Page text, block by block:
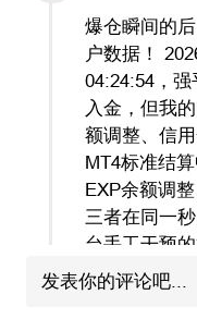
爆仓瞬间的
户数据！
04:24:54，
入金，但我
额调整、信
MT4标准结
EXP余额调
三者在同一
台手工干预的
发表你的评论吧...